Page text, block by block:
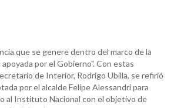
que se genere dentro del marco de la
por el Gobierno". Con estas
de Interior, Rodrigo Ubilla, se refirió
por el alcalde Felipe Alessandri para
al Instituto Nacional con el objetivo de